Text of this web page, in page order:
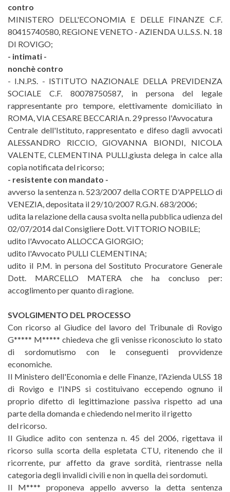
contro
MINISTERO DELL'ECONOMIA E DELLE FINANZE C.F.
80415740580, REGIONE VENETO - AZIENDA U.L.S.S. N. 18
DI ROVIGO;
- intimati -
nonchè contro
- I.N.P.S. - ISTITUTO NAZIONALE DELLA PREVIDENZA
SOCIALE C.F. 80078750587, in persona del legale
rappresentante pro tempore, elettivamente domiciliato in
ROMA, VIA CESARE BECCARIA n. 29 presso l'Avvocatura
Centrale dell'Istituto, rappresentato e difeso dagli avvocati
ALESSANDRO RICCIO, GIOVANNA BIONDI, NICOLA
VALENTE, CLEMENTINA PULLI,giusta delega in calce alla
copia notificata del ricorso;
- resistente con mandato -
avverso la sentenza n. 523/2007 della CORTE D'APPELLO di
VENEZIA, depositata il 29/10/2007 R.G.N. 683/2006;
udita la relazione della causa svolta nella pubblica udienza del
02/07/2014 dal Consigliere Dott. VITTORIO NOBILE;
udito l'Avvocato ALLOCCA GIORGIO;
udito l'Avvocato PULLI CLEMENTINA;
udito il P.M. in persona del Sostituto Procuratore Generale
Dott. MARCELLO MATERA che ha concluso per:
accoglimento per quanto di ragione.
SVOLGIMENTO DEL PROCESSO
Con ricorso al Giudice del lavoro del Tribunale di Rovigo
G***** M***** chiedeva che gli venisse riconosciuto lo stato
di sordomutismo con le conseguenti provvidenze
economiche.
Il Ministero dell'Economia e delle Finanze, l'Azienda ULSS 18
di Rovigo e l'INPS si costituivano eccependo ognuno il
proprio difetto di legittimazione passiva rispetto ad una
parte della domanda e chiedendo nel merito il rigetto
del ricorso.
Il Giudice adito con sentenza n. 45 del 2006, rigettava il
ricorso sulla scorta della espletata CTU, ritenendo che il
ricorrente, pur affetto da grave sordità, rientrasse nella
categoria degli invalidi civili e non in quella dei sordomuti.
Il M**** proponeva appello avverso la detta sentenza